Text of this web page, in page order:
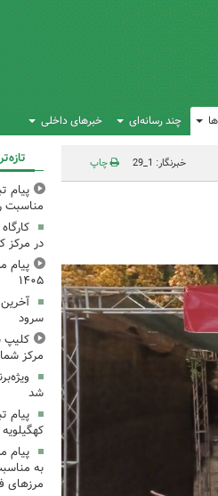
چند رسانه‌ای خبرهای داخلی
خبرنگار: 1_29 چاپ
پیام
مناسبت
در مرکز
پیام
۱۴۰۵
سرود
کلیپ
مرکز شماره ۳کانون
شد
پیام
پیام
به
مرزهای